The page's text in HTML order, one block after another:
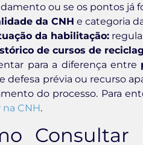
ou se os pontos já
da CNH e categoria
da habilitação:
de cursos de
para a diferença entre
defesa prévia ou recurso
do processo. Para
CNH.